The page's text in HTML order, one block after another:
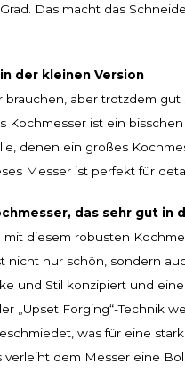
Das macht das
der kleinen Version
brauchen, aber trotzdem
Kochmesser ist ein
denen ein großes
Messer ist perfekt für
das sehr gut in
diesem robusten
nicht nur schön, sondern
und Stil konzipiert und
„Upset Forging“-Technik
was für eine
dem Messer eine